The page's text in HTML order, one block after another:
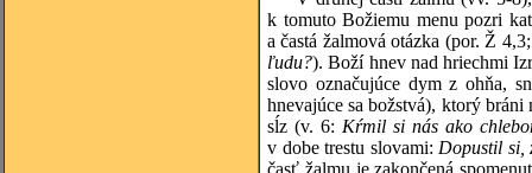
k tomuto Božiemu menu pozri
a častá žalmová otázka (por. Ž
ľudu?). Boží hnev nad hriechmi
slovo označujúce dym z ohňa,
hnevajúce sa božstvá), ktorý
sĺz (v. 6: Kŕmil si nás ako
v dobe trestu slovami: Dopustil si,
časť žalmu je zakončená